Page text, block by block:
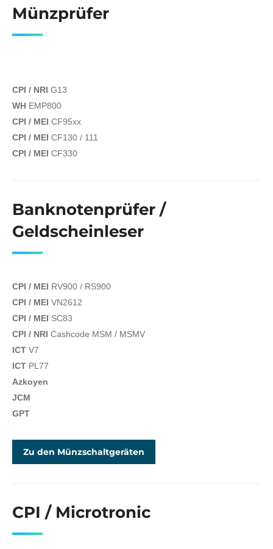
Münzprüfer
CPI / NRI G13
WH EMP800
CPI / MEI CF95xx
CPI / MEI CF130 / 111
CPI / MEI CF330
Banknotenprüfer /
Geldscheinleser
CPI / MEI RV900 / RS900
CPI / MEI VN2612
CPI / MEI SC83
CPI / NRI Cashcode MSM / MSMV
ICT V7
ICT PL77
Azkoyen
JCM
GPT
Zu den Münzschaltgeräten
CPI / Microtronic